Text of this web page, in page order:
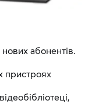
абонентів.
пристроях